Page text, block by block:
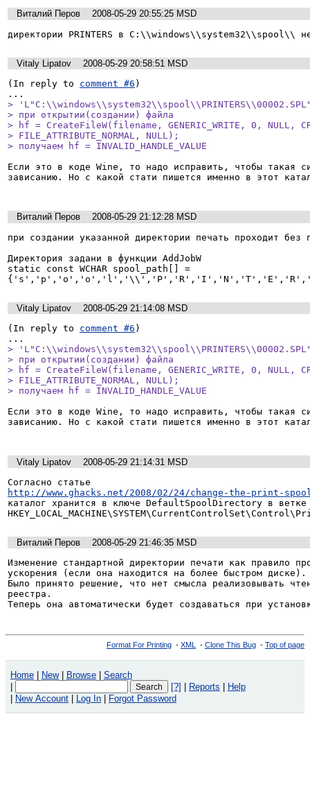
Виталий Перов
2008-05-29 20:55:25 MSD
директории PRINTERS в C:\\windows\\system32\\spool\\
Vitaly Lipatov
2008-05-29 20:58:51 MSD
(In reply to comment #6 )
>
> при открытии(создании) файла
> hf = CreateFileW(filename, GENERIC_WRITE, 0, NULL,
> FILE_ATTRIBUTE_NORMAL, NULL);
> получаем hf = INVALID_HANDLE_VALUE
Если это в коде Wine, то надо исправить, чтобы такая
зависанию. Но с какой стати пишется именно в этот
Виталий Перов
2008-05-29 21:12:28 MSD
при создании указанной директории печать проходит без
Директория задани в функции AddJobW
static const WCHAR spool_path[] =
Vitaly Lipatov
2008-05-29 21:14:08 MSD
(In reply to comment #6 )
>
> при открытии(создании) файла
> hf = CreateFileW(filename, GENERIC_WRITE, 0, NULL,
> FILE_ATTRIBUTE_NORMAL, NULL);
> получаем hf = INVALID_HANDLE_VALUE
Если это в коде Wine, то надо исправить, чтобы такая
зависанию. Но с какой стати пишется именно в этот
Vitaly Lipatov
2008-05-29 21:14:31 MSD
http://www.ghacks.net/2008/02/24/change-the-print-
каталог хранится в ключе DefaultSpoolDirectory в ветке
Виталий Перов
2008-05-29 21:46:35 MSD
Изменение стандартной директории печати как правило
ускорения (если она находится на более быстром диске).
Было принято решение, что нет смысла реализовывать
реестра.
Теперь она автоматически будет создаваться при
Format For Printing - XML - Clone This Bug - Top of page
Home New Browse
Search
[?] Reports
Help
New Account Log In Forgot Password